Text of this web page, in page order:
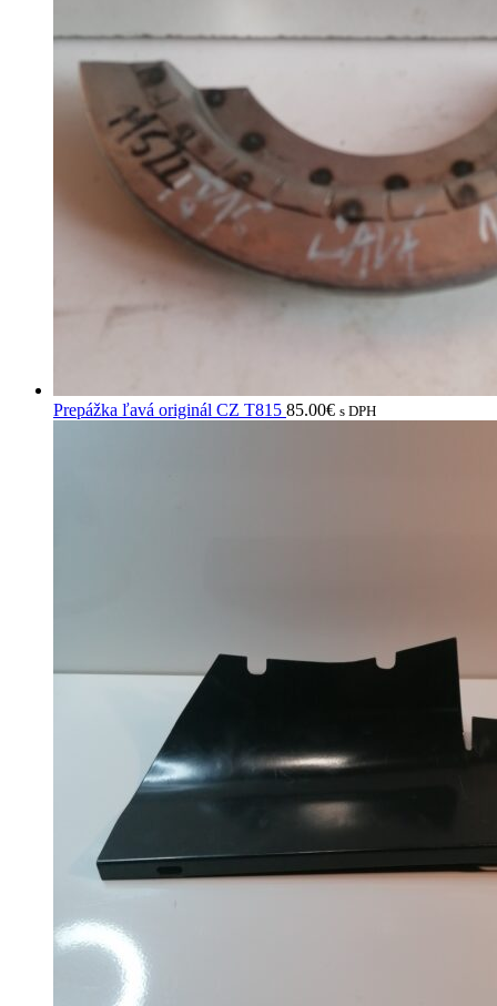
Prepážka ľavá originál CZ T815 85.00€ s DPH